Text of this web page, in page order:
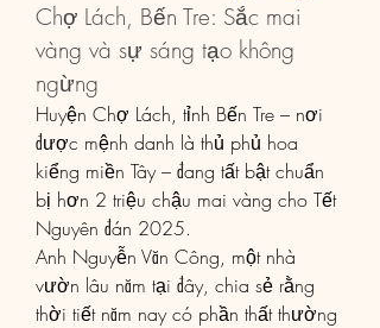
Chợ Lách, Bến Tre: Sắc mai
vàng và sự sáng tạo không
ngừng
Huyện Chợ Lách, tỉnh Bến Tre – nơi
được mệnh danh là thủ phủ hoa
kiểng miền Tây – đang tất bật chuẩn
bị hơn 2 triệu chậu mai vàng cho Tết
Nguyên đán 2025.
Anh Nguyễn Văn Công, một nhà
vườn lâu năm tại đây, chia sẻ rằng
thời tiết năm nay có phần thất thường